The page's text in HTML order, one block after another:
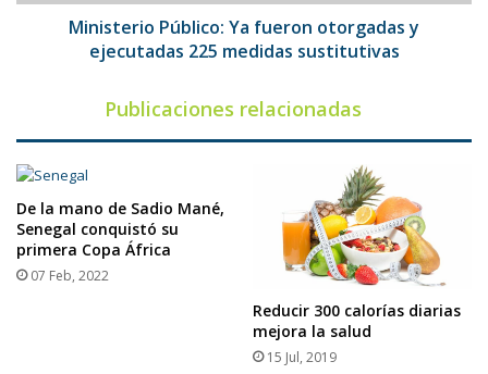
sustitutivasMinisterio Público: Ya fueron otorgadas y
ejecutadas 225 medidas sustitutivas
Publicaciones relacionadas
De la mano de Sadio Mané,
Senegal conquistó su
primera Copa África
07 Feb, 2022
Reducir 300 calorías diarias
mejora la salud
15 Jul, 2019